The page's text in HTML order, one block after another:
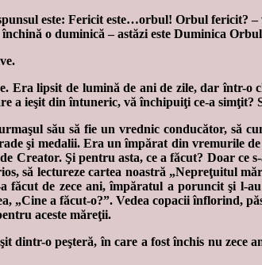
este: Fericit este…orbul! Orbul fericit?
o duminică – astăzi este Duminica
lipsit de lumină de ani de zile, dar într-o
a ieşit din întuneric, vă închipuiţi ce-a simţit?
său să fie un vrednic conducător, să
şi medalii. Era un împărat din vremurile
Creator. Şi pentru asta, ce a făcut? Doar
să lectureze cartea noastră „Nepreţuitul
făcut de zece ani, împăratul a poruncit şi l-
„Cine a făcut-o?”. Vedea copacii înflorind,
aceste măreţii.
dintr-o peşteră, în care a fost închis nu